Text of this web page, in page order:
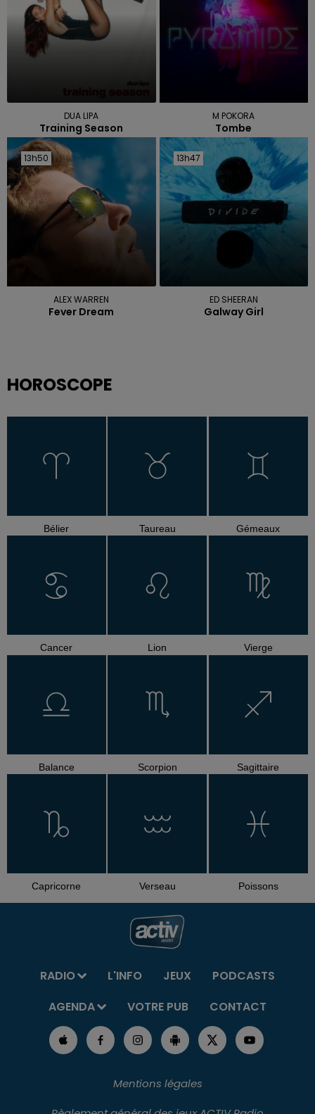
DUA LIPA
Training Season
M POKORA
Tombe
13h50
13h50
ALEX WARREN
Fever Dream
13h47
13h47
ED SHEERAN
Galway Girl
HOROSCOPE
Bélier Taureau Gémeaux
Cancer Lion Vierge
Balance Scorpion Sagittaire
Capricorne Verseau Poissons
RADIO L'INFO JEUX
PODCASTS
AGENDA
VOTRE PUB CONTACT
Mentions légales